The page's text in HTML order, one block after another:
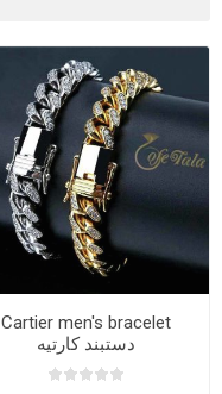
Cartier men's bracelet
دستبند کارتیه